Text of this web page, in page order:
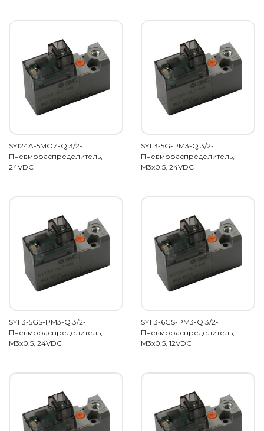
SY124A-5MOZ-Q 3/2-
Пневмораспределитель,
24VDC
SY113-5G-PM3-Q 3/2-
Пневмораспределитель,
М3х0.5, 24VDC
SY113-5GS-PM3-Q 3/2-
Пневмораспределитель,
М3х0.5, 24VDC
SY113-6GS-PM3-Q 3/2-
Пневмораспределитель,
М3х0.5, 12VDC